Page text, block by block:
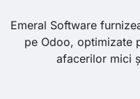
Emeral Software
pe Odoo, optimizate
afacerilor mici